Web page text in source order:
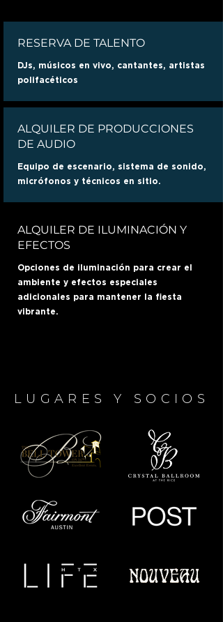
RESERVA DE TALENTO
DJs, músicos en vivo, cantantes, artistas
polifacéticos
ALQUILER DE PRODUCCIONES
DE AUDIO
Equipo de escenario, sistema de sonido,
micrófonos y técnicos en sitio.
ALQUILER DE ILUMINACIÓN Y
EFECTOS
Opciones de iluminación para crear el
ambiente y efectos especiales
adicionales para mantener la fiesta
vibrante.
LUGARES Y SOCIOS